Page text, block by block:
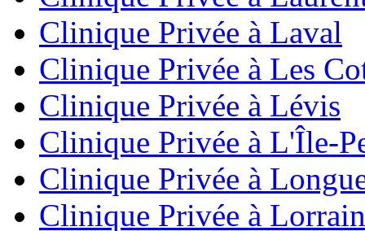
Clinique Privée à Laval
Clinique Privée à Les
Clinique Privée à Lévis
Clinique Privée à L'Île-
Clinique Privée à
Clinique Privée à